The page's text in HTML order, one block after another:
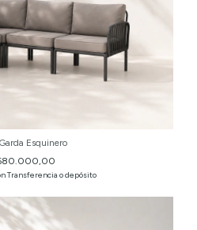
Esquinero
Transferencia o depósito